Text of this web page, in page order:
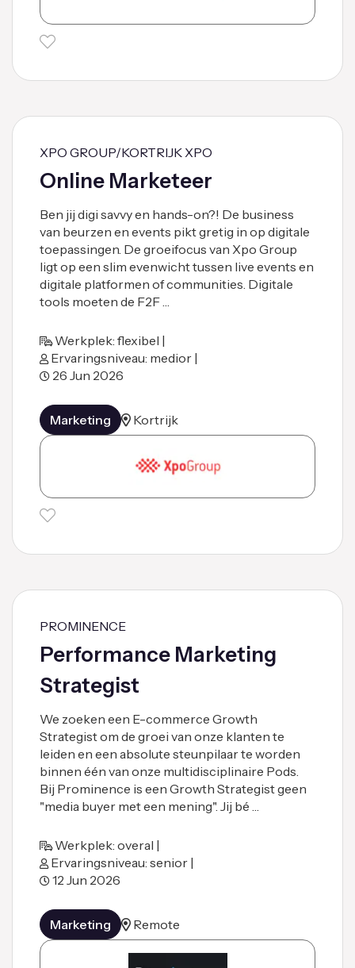
XPO GROUP/KORTRIJK XPO
Online Marketeer
Ben jij digi savvy en hands-on?! De business
van beurzen en events pikt gretig in op digitale
toepassingen. De groeifocus van Xpo Group
ligt op een slim evenwicht tussen live events en
digitale platformen of communities. Digitale
tools moeten de F2F …
Werkplek: flexibel |
Ervaringsniveau: medior |
26 Jun 2026
Marketing Kortrijk
PROMINENCE
Performance Marketing
Strategist
We zoeken een E-commerce Growth
Strategist om de groei van onze klanten te
leiden en een absolute steunpilaar te worden
binnen één van onze multidisciplinaire Pods.
Bij Prominence is een Growth Strategist geen
"media buyer met een mening". Jij bé …
Werkplek: overal |
Ervaringsniveau: senior |
12 Jun 2026
Marketing Remote